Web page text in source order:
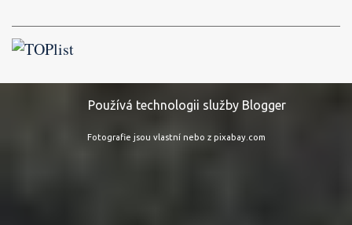
Používá technologii služby Blogger
Fotografie jsou vlastní nebo z pixabay.com